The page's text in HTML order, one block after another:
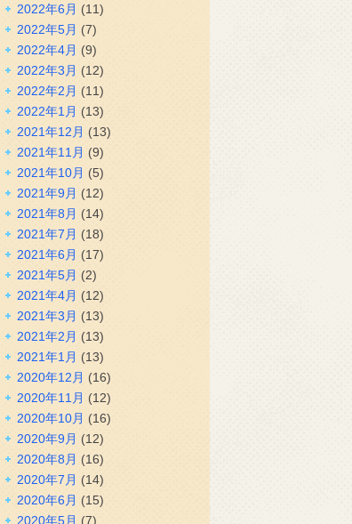
2022年6月 (11)
2022年5月 (7)
2022年4月 (9)
2022年3月 (12)
2022年2月 (11)
2022年1月 (13)
2021年12月 (13)
2021年11月 (9)
2021年10月 (5)
2021年9月 (12)
2021年8月 (14)
2021年7月 (18)
2021年6月 (17)
2021年5月 (2)
2021年4月 (12)
2021年3月 (13)
2021年2月 (13)
2021年1月 (13)
2020年12月 (16)
2020年11月 (12)
2020年10月 (16)
2020年9月 (12)
2020年8月 (16)
2020年7月 (14)
2020年6月 (15)
2020年5月 (7)